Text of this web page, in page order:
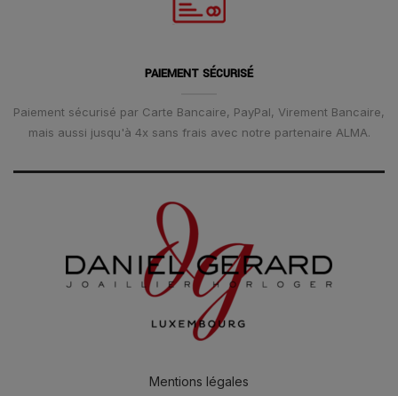
PAIEMENT SÉCURISÉ
Paiement sécurisé par Carte Bancaire, PayPal, Virement Bancaire,
mais aussi jusqu'à 4x sans frais avec notre partenaire ALMA.
Mentions légales